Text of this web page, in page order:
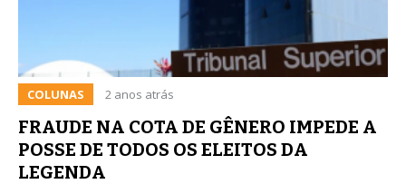
COLUNAS 2 anos atrás
FRAUDE NA COTA DE GÊNERO IMPEDE A
POSSE DE TODOS OS ELEITOS DA
LEGENDA